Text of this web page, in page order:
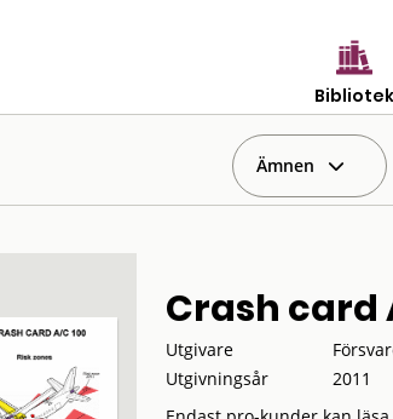
Bibliotek
Ämnen
Crash card
Utgivare
Utgivningsår
2011